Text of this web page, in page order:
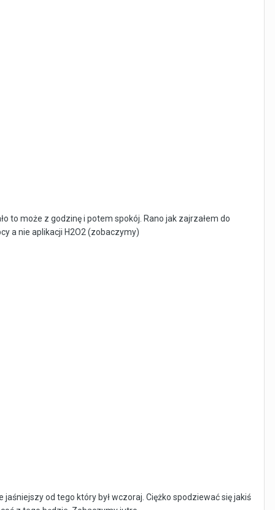
to może z godzinę i potem spokój. Rano jak zajrzałem do
a nie aplikacji H2O2 (zobaczymy)
od tego który był wczoraj. Ciężko spodziewać się jakiś